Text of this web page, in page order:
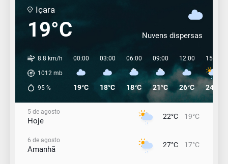
Içara
19°C Nuvens dispersas
8.8 km/h
1012 mb
95 %
00:00
19°C
03:00
18°C
06:00
18°C
09:00
21°C
12:00
26°C
15:00
24°C
5 de agosto
Hoje 22°C 19°C
6 de agosto
Amanhã 27°C 17°C